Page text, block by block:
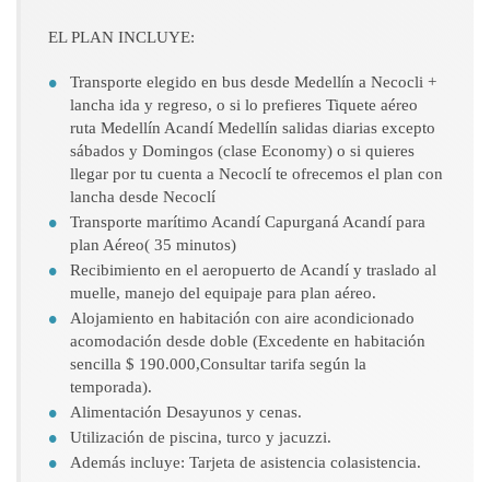
EL PLAN INCLUYE:
Transporte elegido en bus desde Medellín a Necocli +
lancha ida y regreso, o si lo prefieres Tiquete aéreo
ruta Medellín Acandí Medellín salidas diarias excepto
sábados y Domingos (clase Economy) o si quieres
llegar por tu cuenta a Necoclí te ofrecemos el plan con
lancha desde Necoclí
Transporte marítimo Acandí Capurganá Acandí para
plan Aéreo( 35 minutos)
Recibimiento en el aeropuerto de Acandí y traslado al
muelle, manejo del equipaje para plan aéreo.
Alojamiento en habitación con aire acondicionado
acomodación desde doble (Excedente en habitación
sencilla $ 190.000,Consultar tarifa según la
temporada).
Alimentación Desayunos y cenas.
Utilización de piscina, turco y jacuzzi.
Además incluye: Tarjeta de asistencia colasistencia.